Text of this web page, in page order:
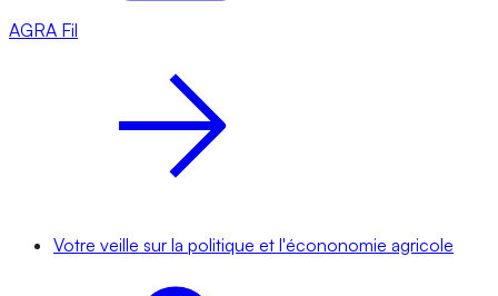
AGRA Fil
Votre veille sur la politique et l'écononomie agricole